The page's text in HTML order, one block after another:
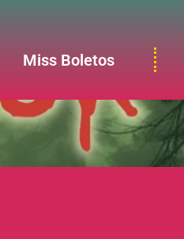
Miss Boletos